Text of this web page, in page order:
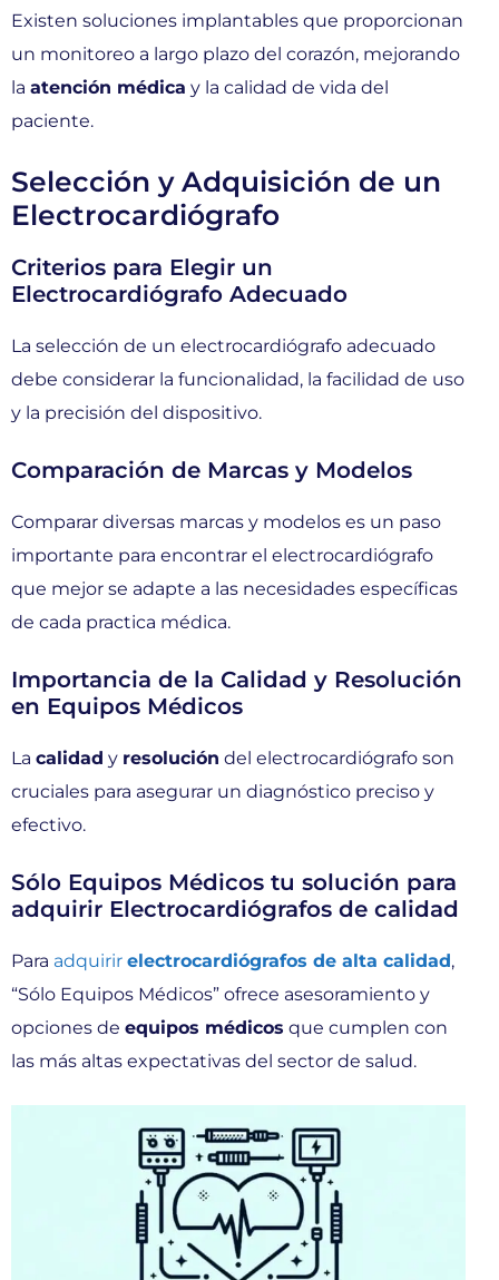
Existen soluciones implantables que proporcionan
un monitoreo a largo plazo del corazón, mejorando
la atención médica y la calidad de vida del
paciente.
Selección y Adquisición de un
Electrocardiógrafo
Criterios para Elegir un
Electrocardiógrafo Adecuado
La selección de un electrocardiógrafo adecuado
debe considerar la funcionalidad, la facilidad de uso
y la precisión del dispositivo.
Comparación de Marcas y Modelos
Comparar diversas marcas y modelos es un paso
importante para encontrar el electrocardiógrafo
que mejor se adapte a las necesidades específicas
de cada practica médica.
Importancia de la Calidad y Resolución
en Equipos Médicos
La calidad y resolución del electrocardiógrafo son
cruciales para asegurar un diagnóstico preciso y
efectivo.
Sólo Equipos Médicos tu solución para
adquirir Electrocardiógrafos de calidad
Para adquirir electrocardiógrafos de alta calidad,
“Sólo Equipos Médicos” ofrece asesoramiento y
opciones de equipos médicos que cumplen con
las más altas expectativas del sector de salud.